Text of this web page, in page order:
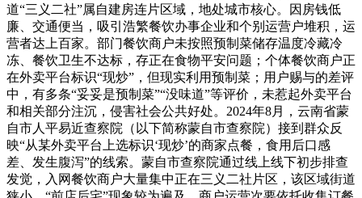
道“三义二社”属自建房连片区域，地处城市核心。因房钱低
廉、交通便当，吸引浩繁餐饮办事企业和个别运营户堆积，运
营者达上百家。部门餐饮商户未按照预制菜储存温度冷藏冷
冻、餐饮卫生不达标，存正在食物平安问题；个体餐饮商户正
在外卖平台标识“现炒”，但现实利用预制菜；用户赐与的差评
中，有多条“妥妥是预制菜”“没味道”等评价，未惹起外卖平台
和相关部分注沉，侵害社会公共好处。2024年8月，云南省蒙
自市人平易近查察院（以下简称蒙自市查察院）接到群众反
映“从某外卖平台上选标识‘现炒’的商家点餐，食用后口感
差、发生腹泻”的线索。蒙自市查察院通过线上线下初步排查
发觉，入网餐饮商户大量集中正在三义二社片区，该区域街道